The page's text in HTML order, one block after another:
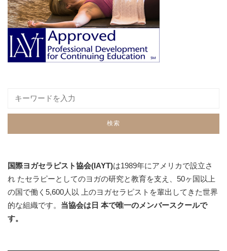
国際ヨガセラピスト協会(IAYT)は1989年にアメリカで設立さ
れ たセラピーとしてのヨガの研究と教育を支え、50ヶ国以上
の国で働く5,600人以 上のヨガセラピストを輩出してきた世界
的な組織です。 当協会は日 本で唯一のメンバースクールで
す。